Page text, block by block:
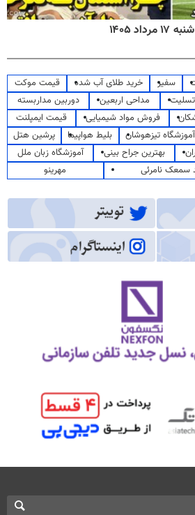
۱۴۰۵
سفیر خرید طلای آب شده
قیمت موکت
مداحی اربعین
دوربین مداربسته
فروش مواد شیمیایی
قیمت ایمپلنت
آموزشگاه تیزهوشان بلیط هواپیما
پرشین هتل
بهترین جراح بینی
آموزشگاه زبان ملل
سمعک نامرئی
مهرینو